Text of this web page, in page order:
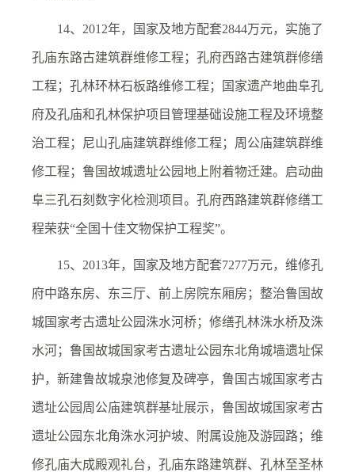
14、2012年，国家及地方配套2844万元，实施了
孔庙东路古建筑群维修工程；孔府西路古建筑群修缮
工程；孔林环林石板路维修工程；国家遗产地曲阜孔
府及孔庙和孔林保护项目管理基础设施工程及环境整
治工程；尼山孔庙建筑群维修工程；周公庙建筑群维
修工程；鲁国故城遗址公园地上附着物迁建。启动曲
阜三孔石刻数字化检测项目。孔府西路建筑群修缮工
程荣获“全国十佳文物保护工程奖”。
15、2013年，国家及地方配套7277万元，维修孔
府中路东房、东三厅、前上房院东厢房；整治鲁国故
城国家考古遗址公园洙水河桥；修缮孔林洙水桥及洙
水河；鲁国故城国家考古遗址公园东北角城墙遗址保
护，新建鲁故城泉池修复及碑亭，鲁国古城国家考古
遗址公园周公庙建筑群基址展示，鲁国故城国家考古
遗址公园东北角洙水河护坡、附属设施及游园路；维
修孔庙大成殿观礼台，孔庙东路建筑群、孔林至圣林